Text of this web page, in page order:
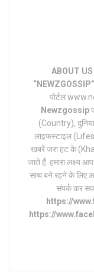
ABOUT US
“NEWZGOSSIP”
पोर्टल
Newzgossip
(Country),
लाइफस्टाइल
खबरें जरा हट के
जाते हैं. हमारा लक्ष्य
साथ बने रहने के लिए
संपर्क कर
https://
https://